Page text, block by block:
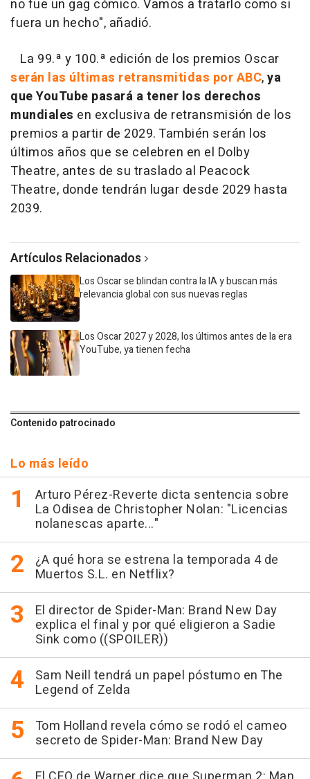
no fue un gag cómico. Vamos a tratarlo como si
fuera un hecho", añadió.
La 99.ª y 100.ª edición de los premios Oscar
serán las últimas retransmitidas por ABC,ya
que YouTube pasará a tener los derechos
mundiales en exclusiva de retransmisión de los
premios a partir de 2029. También serán los
últimos años que se celebren en el Dolby
Theatre, antes de su traslado al Peacock
Theatre, donde tendrán lugar desde 2029 hasta
2039.
Artículos Relacionados
Los Oscar se blindan contra la IA y buscan más
relevancia global con sus nuevas reglas
Los Oscar 2027 y 2028, los últimos antes de la era
YouTube, ya tienen fecha
Contenido patrocinado
Lo más leído
Arturo Pérez-Reverte dicta sentencia sobre
La Odisea de Christopher Nolan: "Licencias
nolanescas aparte..."
¿A qué hora se estrena la temporada 4 de
Muertos S.L. en Netflix?
El director de Spider-Man: Brand New Day
explica el final y por qué eligieron a Sadie
Sink como ((SPOILER))
Sam Neill tendrá un papel póstumo en The
Legend of Zelda
Tom Holland revela cómo se rodó el cameo
secreto de Spider-Man: Brand New Day